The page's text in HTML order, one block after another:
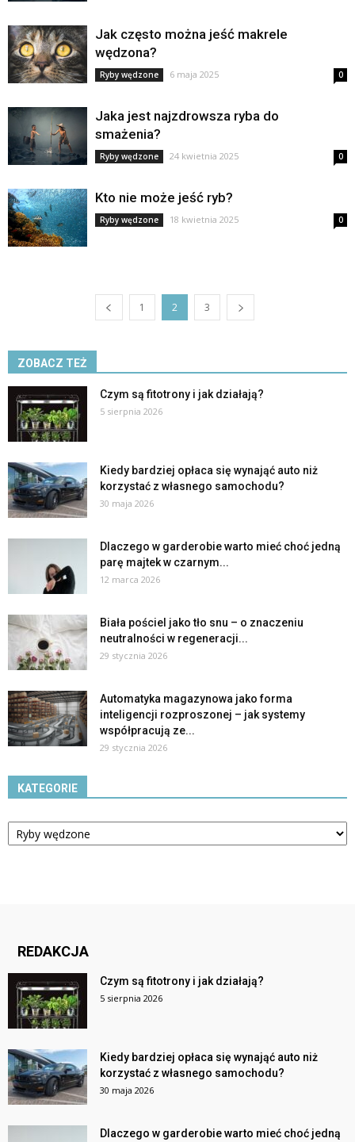
Jak często można jeść makrele
wędzona?
Ryby wędzone 6 maja 2025 0
Jaka jest najzdrowsza ryba do
smażenia?
Ryby wędzone 24 kwietnia 2025 0
Kto nie może jeść ryb?
Ryby wędzone 18 kwietnia 2025 0
1 2 3
ZOBACZ TEŻ
Czym są fitotrony i jak działają?
5 sierpnia 2026
Kiedy bardziej opłaca się wynająć auto niż
korzystać z własnego samochodu?
30 maja 2026
Dlaczego w garderobie warto mieć choć jedną
parę majtek w czarnym...
12 marca 2026
Biała pościel jako tło snu – o znaczeniu
neutralności w regeneracji...
29 stycznia 2026
Automatyka magazynowa jako forma
inteligencji rozproszonej – jak systemy
współpracują ze...
29 stycznia 2026
KATEGORIE
Kategorie
REDAKCJA
Czym są fitotrony i jak działają?
5 sierpnia 2026
Kiedy bardziej opłaca się wynająć auto niż
korzystać z własnego samochodu?
30 maja 2026
Dlaczego w garderobie warto mieć choć jedną